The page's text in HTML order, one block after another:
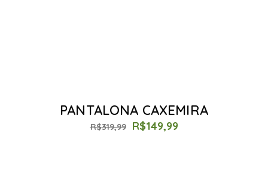
PANTALONA CAXEMIRA
R$319,99 R$149,99